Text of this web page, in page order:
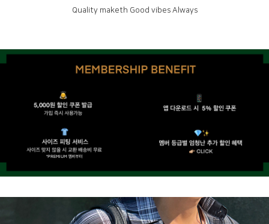
Quality maketh Good vibes Always